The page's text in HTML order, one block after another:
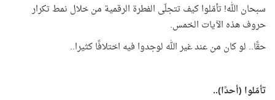
سبحان الله! تأمّلوا كيف تتجلّى الفطرة الرقمية من خلال نمط تكرار
حروف هذه الآيات الخمس.
حقًا.. لو كان من عند غير الله لوجدوا فيه اختلافًا كثيرا..
تأمّلوا (أحدًا)..